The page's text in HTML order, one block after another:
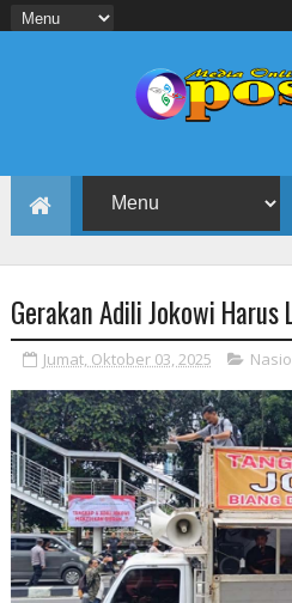
Gerakan Adili Jokowi
Jumat, Oktober 03, 2025